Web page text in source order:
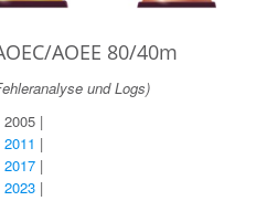
AOEE 80/40m
und Logs)
|
2011 |
2017 |
2023 |